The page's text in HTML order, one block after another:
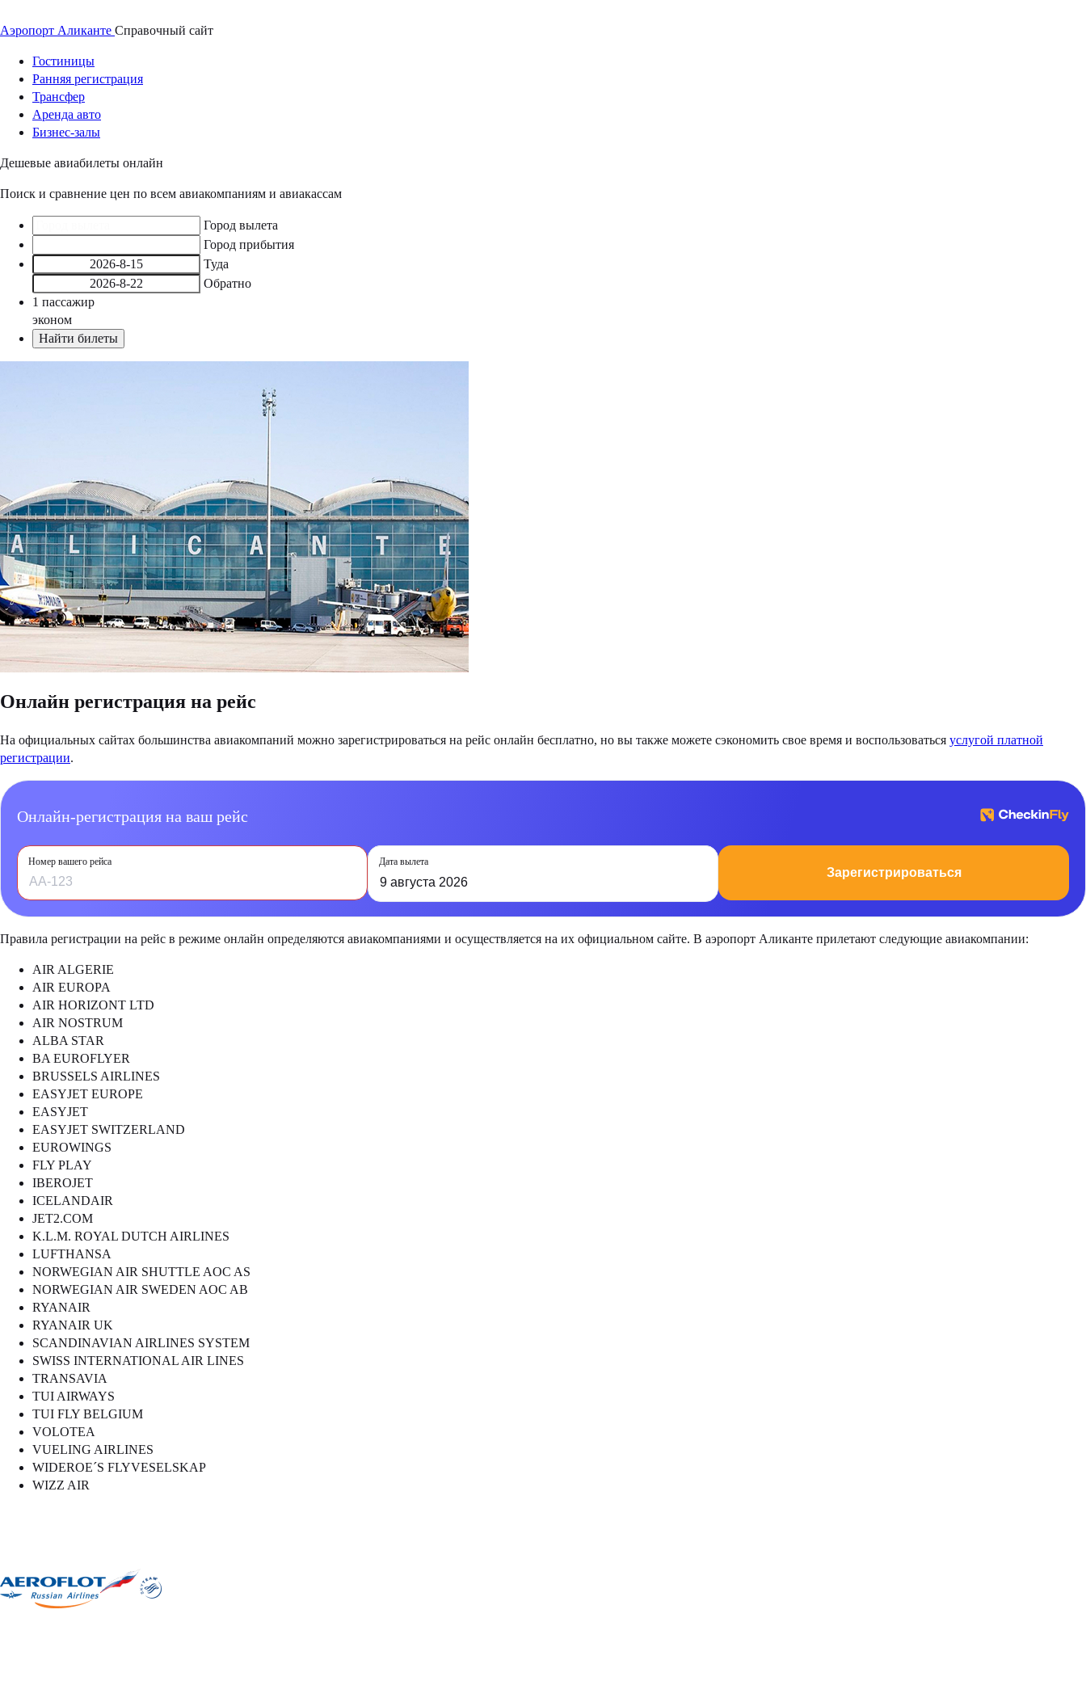
Аэропорт Аликанте Справочный сайт
Гостиницы
Ранняя регистрация
Трансфер
Аренда авто
Бизнес-залы
Дешевые авиабилеты онлайн
Поиск и сравнение цен по всем авиакомпаниям и авиакассам
Город вылета
Город прибытия
Туда
Обратно
1 пассажир
эконом
Найти билеты
Онлайн регистрация на рейс
На официальных сайтах большинства авиакомпаний можно зарегистрироваться на рейс онлайн бесплатно, но вы также можете сэкономить свое время и воспользоваться услугой платной
регистрации.
Онлайн-регистрация на ваш рейс
Номер вашего рейса
Зарегистрироваться
Дата вылета
9 августа 2026
Правила регистрации на рейс в режиме онлайн определяются авиакомпаниями и осуществляется на их официальном сайте. В аэропорт Аликанте прилетают следующие авиакомпании:
AIR ALGERIE
AIR EUROPA
AIR HORIZONT LTD
AIR NOSTRUM
ALBA STAR
BA EUROFLYER
BRUSSELS AIRLINES
EASYJET EUROPE
EASYJET
EASYJET SWITZERLAND
EUROWINGS
FLY PLAY
IBEROJET
ICELANDAIR
JET2.COM
K.L.M. ROYAL DUTCH AIRLINES
LUFTHANSA
NORWEGIAN AIR SHUTTLE AOC AS
NORWEGIAN AIR SWEDEN AOC AB
RYANAIR
RYANAIR UK
SCANDINAVIAN AIRLINES SYSTEM
SWISS INTERNATIONAL AIR LINES
TRANSAVIA
TUI AIRWAYS
TUI FLY BELGIUM
VOLOTEA
VUELING AIRLINES
WIDEROE´S FLYVESELSKAP
WIZZ AIR